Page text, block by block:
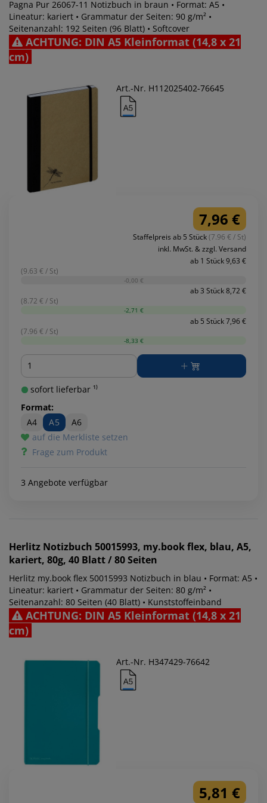
Pagna Pur 26067-11 Notizbuch in braun • Format: A5 •
Lineatur: kariert • Grammatur der Seiten: 90 g/m² •
Seitenanzahl: 192 Seiten (96 Blatt) • Softcover
ACHTUNG: DIN A5 Kleinformat (14,8 x 21
cm)
Art.-Nr. H112025402-76645
7,96 €
Staffelpreis ab 5 Stück(7.96 € / St)
inkl. MwSt. & zzgl. Versand
ab 1 Stück 9,63 €
(9.63 € / St)
-0,00 €
ab 3 Stück 8,72 €
(8.72 € / St)
-2,71 €
ab 5 Stück 7,96 €
(7.96 € / St)
-8,33 €
Menge
sofort lieferbar ¹⁾
Format:
A4
A5
A6
auf die Merkliste setzen
Frage zum Produkt
3 Angebote verfügbar
Herlitz Notizbuch 50015993, my.book flex, blau, A5,
kariert, 80g, 40 Blatt / 80 Seiten
Herlitz my.book flex 50015993 Notizbuch in blau • Format: A5 •
Lineatur: kariert • Grammatur der Seiten: 80 g/m² •
Seitenanzahl: 80 Seiten (40 Blatt) • Kunststoffeinband
ACHTUNG: DIN A5 Kleinformat (14,8 x 21
cm)
Art.-Nr. H347429-76642
5,81 €